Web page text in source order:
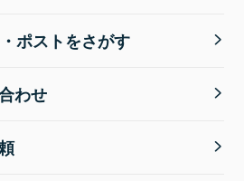
ポストをさがす
わせ